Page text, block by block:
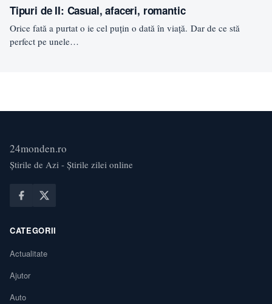
Tipuri de II: Casual, afaceri, romantic
Orice fată a purtat o ie cel puțin o dată în viață. Dar de ce stă
perfect pe unele…
24monden.ro
Știrile de Azi - Știrile zilei online
CATEGORII
Actualitate
Ajutor
Auto